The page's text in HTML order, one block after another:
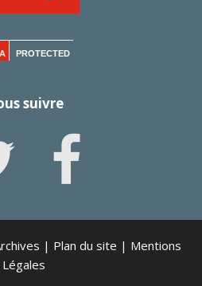
PROTECTED
suivre
| Plan du site | Mentions
Légales